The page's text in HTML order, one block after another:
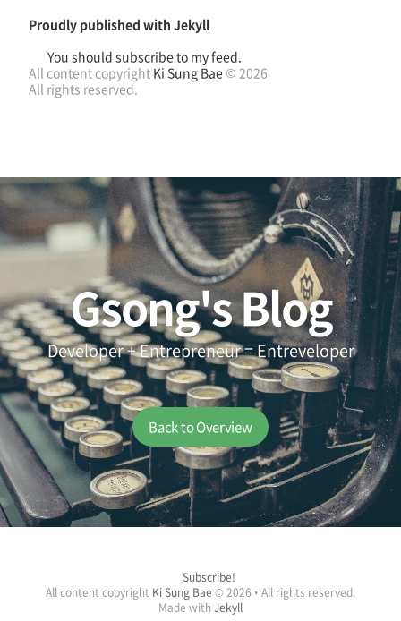
Proudly published with Jekyll
You should subscribe to my feed.
All content copyright Ki Sung Bae© 2026
All rights reserved.
Gsong's Blog
Developer + Entrepreneur = Entreveloper
Back to Overview
Subscribe!
All content copyright Ki Sung Bae © 2026 • All rights reserved.
Made withJekyll